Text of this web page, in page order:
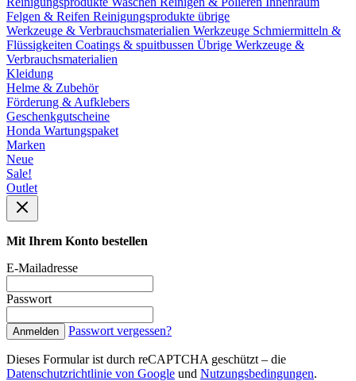
Felgen & Reifen Reinigungsprodukte übrige
Werkzeuge & Verbrauchsmaterialien Werkzeuge Schmiermitteln &
Flüssigkeiten Coatings & spuitbussen Übrige Werkzeuge &
Verbrauchsmaterialien
Kleidung
Helme & Zubehör
Förderung & Aufklebers
Geschenkgutscheine
Honda Wartungspaket
Marken
Neue
Sale!
Outlet
Mit Ihrem Konto bestellen
E-Mailadresse
Passwort
Anmelden Passwort vergessen?
Dieses Formular ist durch reCAPTCHA geschützt – die
Datenschutzrichtlinie von Google und Nutzungsbedingungen.